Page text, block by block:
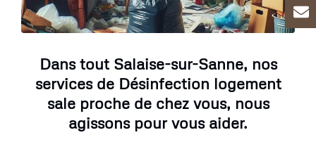
Dans tout Salaise-sur-Sanne, nos
services de Désinfection logement
sale proche de chez vous, nous
agissons pour vous aider.